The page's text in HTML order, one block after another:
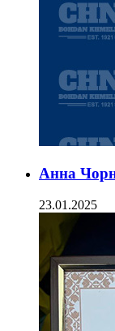
Анна
23.01.2025